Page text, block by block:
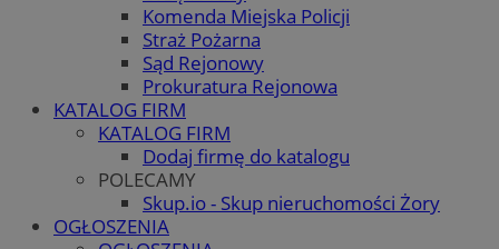
Komenda Miejska Policji
Straż Pożarna
Sąd Rejonowy
Prokuratura Rejonowa
KATALOG FIRM
KATALOG FIRM
Dodaj firmę do katalogu
POLECAMY
Skup.io - Skup nieruchomości Żory
OGŁOSZENIA